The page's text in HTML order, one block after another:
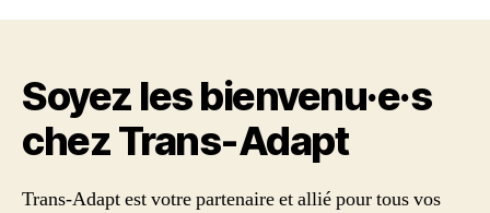
Soyez les bienvenu·e·s
chez Trans‑Adapt
Trans-Adapt est votre partenaire et allié pour tous vos